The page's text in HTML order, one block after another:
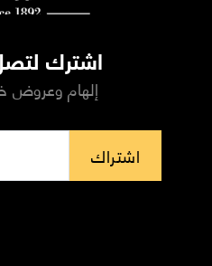
اشترك لتصل
إلهام وعروض
اشتراك